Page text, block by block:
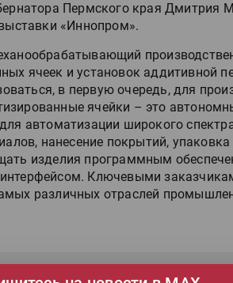
Пермского края Дмитрия
«Иннопром».
ячеек и установок аддитивной
в первую очередь, для
ячейки – это
автоматизации широкого
нанесение покрытий, упаковка
изделия программным
Ключевыми
различных отраслей
в